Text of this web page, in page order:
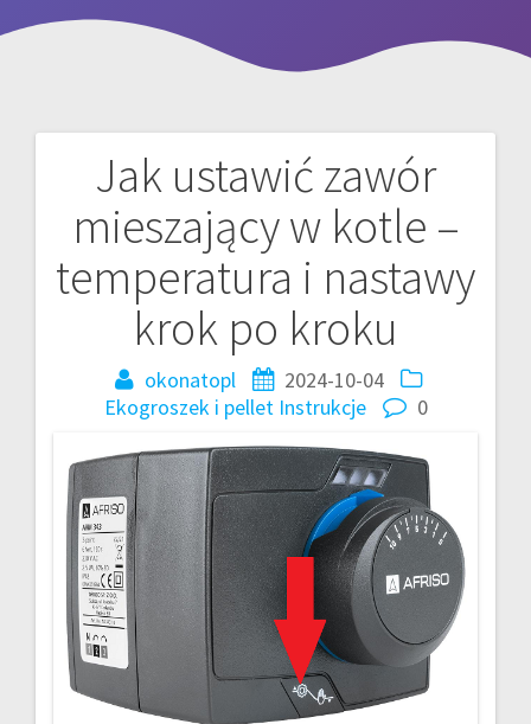
Jak ustawić zawór
mieszający w kotle –
temperatura i nastawy
krok po kroku
okonatopl
2024-10-04
Ekogroszek i pellet Instrukcje 0
Nawigacja
wpisu